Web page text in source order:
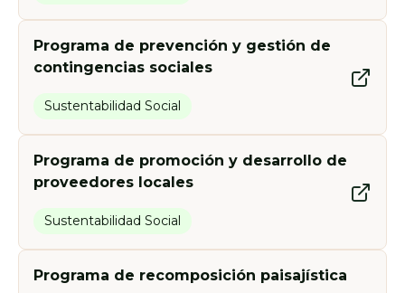
Programa de prevención y gestión de
contingencias sociales
Sustentabilidad Social
Programa de promoción y desarrollo de
proveedores locales
Sustentabilidad Social
Programa de recomposición paisajística